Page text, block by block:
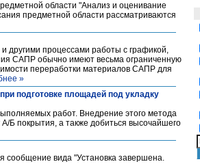
области "Анализ и оценивание
предметной области рассматриваются
другими процессами работы с графикой,
САПР обычно имеют весьма ограниченную
переработки материалов САПР для
»
подготовке площадей под укладку
работ. Внедрение этого метода
Б покрытия, а также добиться высочайшего
сообщение вида "Установка завершена.